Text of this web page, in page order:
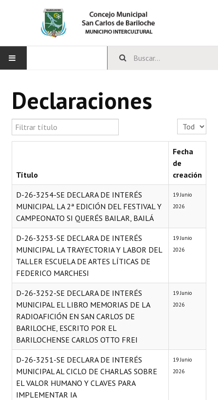
CONCEJO
Bloques Políticos
Concejales Mandato Cumplido
Programas
LEGISLACIÓN
Constitución Nacional
Constitución Provincial
Carta Orgánica 2007
Reglamento Interno
Digesto
Organigrama
DOCUMENTOS
Declaraciones
Filtrar título Cantidad a
Título
Fecha
de
creación
D-26-3254-SE DECLARA DE INTERÉS
MUNICIPAL LA 2ª EDICIÓN DEL FESTIVAL Y
CAMPEONATO SI QUERÉS BAILAR, BAILÁ
19 Junio
2026
D-26-3253-SE DECLARA DE INTERÉS
MUNICIPAL LA TRAYECTORIA Y LABOR DEL
TALLER ESCUELA DE ARTES LÍTICAS DE
FEDERICO MARCHESI
19 Junio
2026
D-26-3252-SE DECLARA DE INTERÉS
MUNICIPAL EL LIBRO MEMORIAS DE LA
RADIOAFICIÓN EN SAN CARLOS DE
BARILOCHE, ESCRITO POR EL
BARILOCHENSE CARLOS OTTO FREI
19 Junio
2026
D-26-3251-SE DECLARA DE INTERÉS
MUNICIPAL AL CICLO DE CHARLAS SOBRE
EL VALOR HUMANO Y CLAVES PARA
IMPLEMENTAR IA
19 Junio
2026